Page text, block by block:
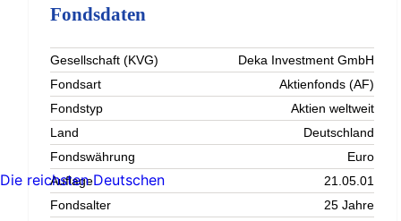
Fondsdaten
Gesellschaft (KVG)
Deka Investment GmbH
Fondsart
Aktienfonds (AF)
Fondstyp
Aktien weltweit
Land
Deutschland
Fondswährung
Euro
Auflage
21.05.01
Fondsalter
25 Jahre
Die reichsten Deutschen